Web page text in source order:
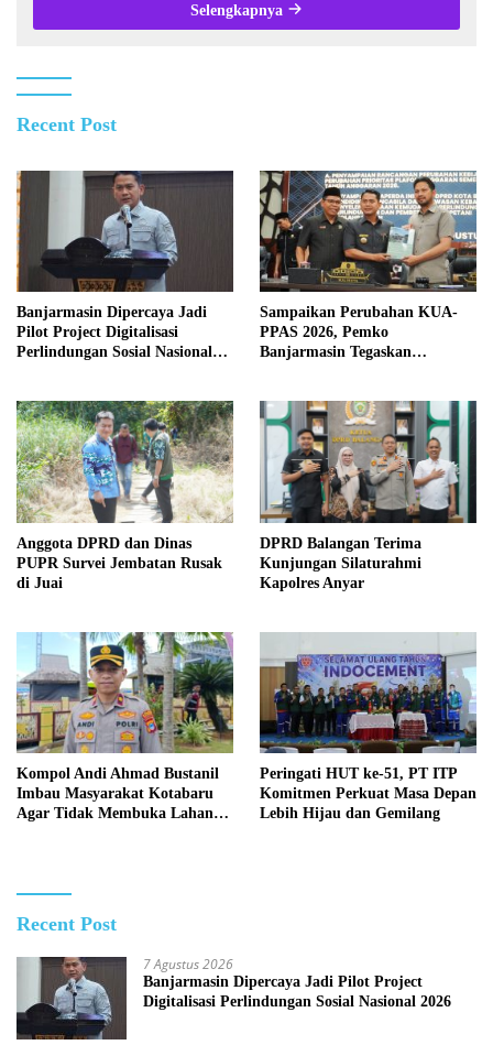
Selengkapnya
Recent Post
Banjarmasin Dipercaya Jadi
Pilot Project Digitalisasi
Perlindungan Sosial Nasional
Sampaikan Perubahan KUA-
PPAS 2026, Pemko
Banjarmasin Tegaskan
Anggota DPRD dan Dinas
PUPR Survei Jembatan Rusak
di Juai
DPRD Balangan Terima
Kunjungan Silaturahmi
Kapolres Anyar
Kompol Andi Ahmad Bustanil
Imbau Masyarakat Kotabaru
Agar Tidak Membuka Lahan
Peringati HUT ke-51, PT ITP
Komitmen Perkuat Masa Depan
Lebih Hijau dan Gemilang
Recent Post
7 Agustus 2026
Banjarmasin Dipercaya Jadi Pilot Project
Digitalisasi Perlindungan Sosial Nasional 2026